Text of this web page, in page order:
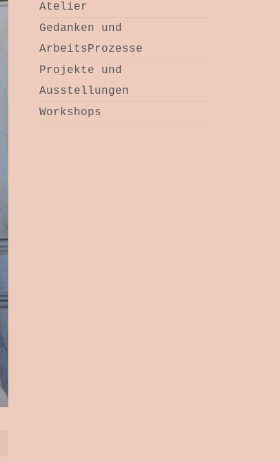
Atelier
Gedanken und
ArbeitsProzesse
Projekte und
Ausstellungen
Workshops